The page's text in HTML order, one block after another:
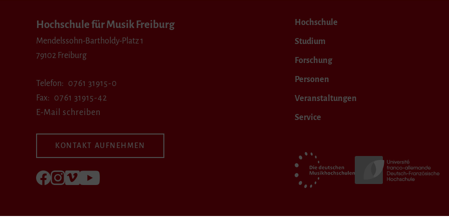
Hochschule für Musik Freiburg
Mendelssohn-Bartholdy-Platz 1
79102 Freiburg
Telefon
0761 31915-0
Fax
0761 31915-42
E-Mail schreiben
KONTAKT AUFNEHMEN
Folgen Sie uns auf Facebook
Folgen Sie uns auf Instagram
Besuchen Sie uns bei Vimeo
Besuchen Sie uns bei youtube
Hochschule
Studium
Forschung
Personen
Veranstaltungen
Service